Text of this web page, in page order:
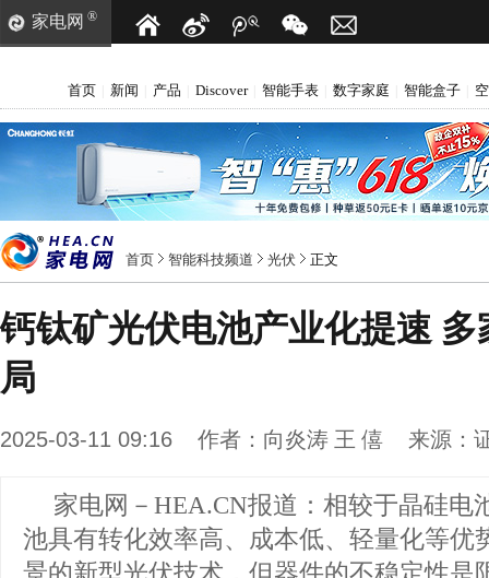
家电网 ®
首页 新闻 产品 Discover 智能手表 数字家庭 智能盒子
首页 智能科技频道 光伏 正文
钙钛矿光伏电池产业化提速
局
2025-03-11 09:16 作者： 向炎涛 王 僖 来源：
家电网－HEA.CN报道： 相较于晶硅电
池具有转化效率高、成本低、轻量化等优